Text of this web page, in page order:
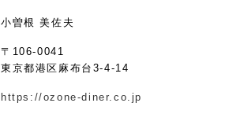
小曽根 美佐夫
〒106-0041
東京都港区麻布台3-4-14
https://ozone-diner.co.jp